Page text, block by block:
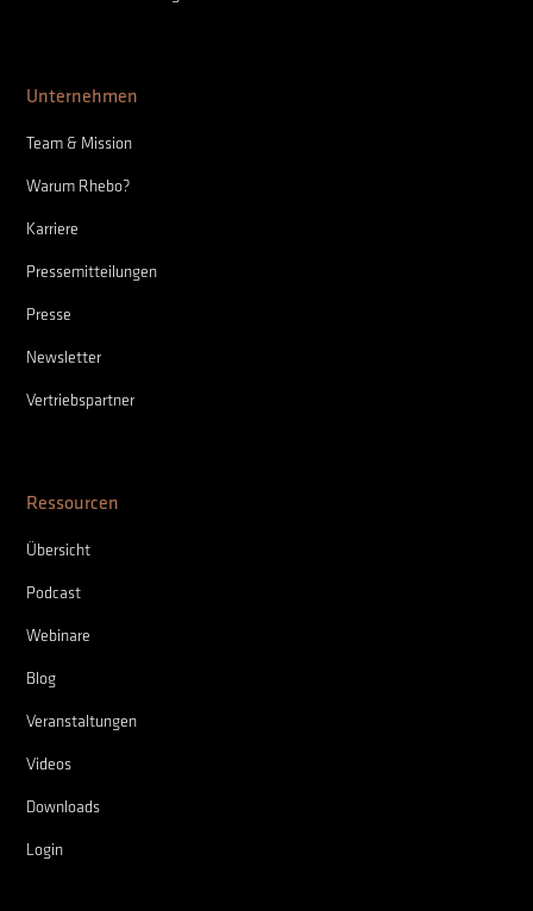
Unternehmen
Team & Mission
Warum Rhebo?
Karriere
Pressemitteilungen
Presse
Newsletter
Vertriebspartner
Ressourcen
Übersicht
Podcast
Webinare
Blog
Veranstaltungen
Videos
Downloads
Login